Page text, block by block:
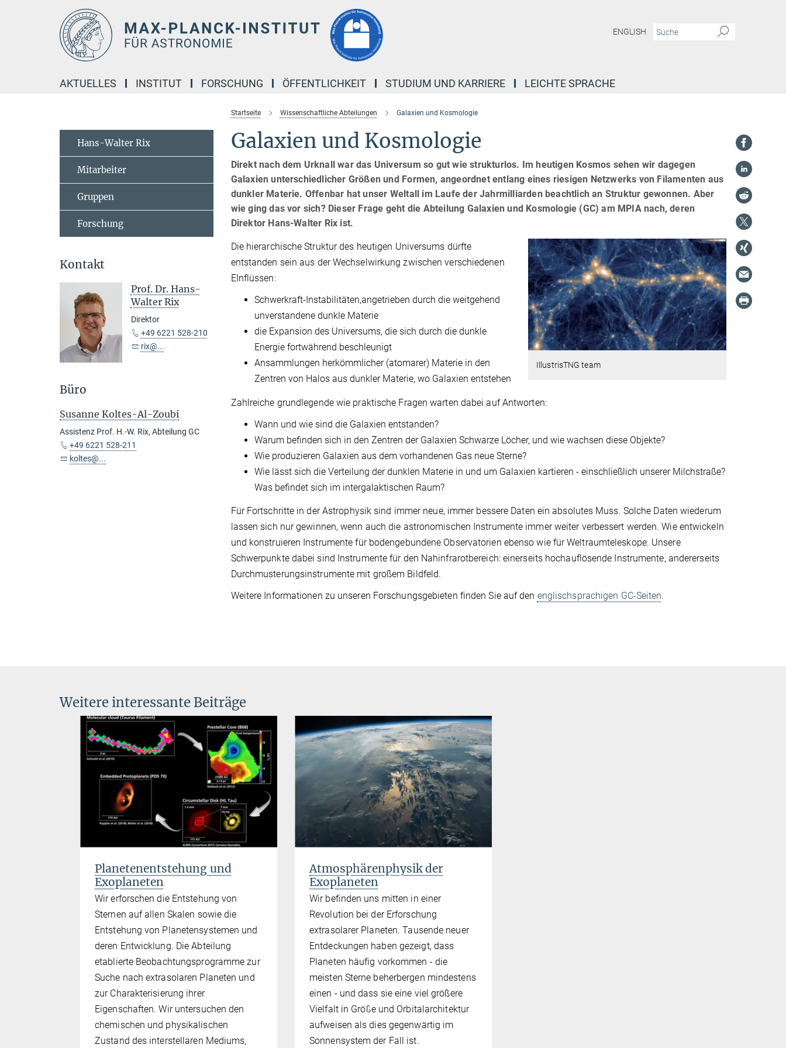
ENGLISH
AKTUELLES INSTITUT FORSCHUNG ÖFFENTLICHKEIT STUDIUM UND KARRIERE LEICHTE SPRACHE
Startseite Wissenschaftliche Abteilungen Galaxien und Kosmologie
Galaxien und Kosmologie
Direkt nach dem Urknall war das Universum so gut wie strukturlos. Im heutigen Kosmos sehen wir dagegen
Galaxien unterschiedlicher Größen und Formen, angeordnet entlang eines riesigen Netzwerks von Filamenten aus
dunkler Materie. Offenbar hat unser Weltall im Laufe der Jahrmilliarden beachtlich an Struktur gewonnen. Aber
wie ging das vor sich? Dieser Frage geht die Abteilung Galaxien und Kosmologie (GC) am MPIA nach, deren
Direktor Hans-Walter Rix ist.
IllustrisTNG team
Die hierarchische Struktur des heutigen Universums dürfte
entstanden sein aus der Wechselwirkung zwischen verschiedenen
EInflüssen:
Schwerkraft-Instabilitäten,angetrieben durch die weitgehend
unverstandene dunkle Materie
die Expansion des Universums, die sich durch die dunkle
Energie fortwährend beschleunigt
Ansammlungen herkömmlicher (atomarer) Materie in den
Zentren von Halos aus dunkler Materie, wo Galaxien entstehen
Zahlreiche grundlegende wie praktische Fragen warten dabei auf Antworten:
Wann und wie sind die Galaxien entstanden?
Warum befinden sich in den Zentren der Galaxien Schwarze Löcher, und wie wachsen diese Objekte?
Wie produzieren Galaxien aus dem vorhandenen Gas neue Sterne?
Wie lässt sich die Verteilung der dunklen Materie in und um Galaxien kartieren - einschließlich unserer Milchstraße?
Was befindet sich im intergalaktischen Raum?
Für Fortschritte in der Astrophysik sind immer neue, immer bessere Daten ein absolutes Muss. Solche Daten wiederum
lassen sich nur gewinnen, wenn auch die astronomischen Instrumente immer weiter verbessert werden. Wie entwickeln
und konstruieren Instrumente für bodengebundene Observatorien ebenso wie für Weltraumteleskope. Unsere
Schwerpunkte dabei sind Instrumente für den Nahinfrarotbereich: einerseits hochauflösende Instrumente, andererseits
Durchmusterungsinstrumente mit großem Bildfeld.
Weitere Informationen zu unseren Forschungsgebieten finden Sie auf den englischsprachigen GC-Seiten.
Hans-Walter Rix
Mitarbeiter
Gruppen
Forschung
Kontakt
Prof. Dr. Hans-
Walter Rix
Direktor
+49 6221 528-210
rix@...
Büro
Susanne Koltes-Al-Zoubi
Assistenz Prof. H.-W. Rix, Abteilung GC
+49 6221 528-211
koltes@...
Weitere interessante Beiträge
Planetenentstehung und
Exoplaneten
Wir erforschen die Entstehung von
Sternen auf allen Skalen sowie die
Entstehung von Planetensystemen und
deren Entwicklung. Die Abteilung
etablierte Beobachtungsprogramme zur
Suche nach extrasolaren Planeten und
zur Charakterisierung ihrer
Eigenschaften. Wir untersuchen den
chemischen und physikalischen
Zustand des interstellaren Mediums,
Atmosphärenphysik der
Exoplaneten
Wir befinden uns mitten in einer
Revolution bei der Erforschung
extrasolarer Planeten. Tausende neuer
Entdeckungen haben gezeigt, dass
Planeten häufig vorkommen - die
meisten Sterne beherbergen mindestens
einen - und dass sie eine viel größere
Vielfalt in Größe und Orbitalarchitektur
aufweisen als dies gegenwärtig im
Sonnensystem der Fall ist.